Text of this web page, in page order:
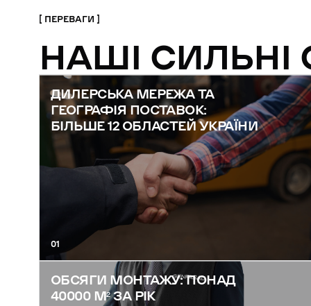
ПЕРЕВАГИ
НАШІ СИЛЬНІ
ДИЛЕРСЬКА МЕРЕЖА ТА
ГЕОГРАФІЯ ПОСТАВОК:
БІЛЬШЕ 12 ОБЛАСТЕЙ УКРАЇНИ
01
ОБСЯГИ МОНТАЖУ: ПОНАД
40000 М² ЗА РІК